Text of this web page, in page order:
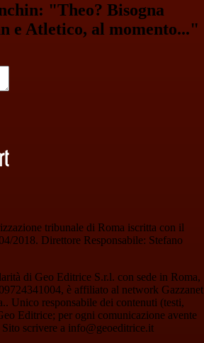
"Theo? Bisogna
e Atletico, al momento..."
tribunale di Roma iscritta con il
2018. Direttore Responsabile: Stefano
di Geo Editrice S.r.l. con sede in Roma,
è affiliato al network Gazzanet
Unico responsabile dei contenuti (testi,
Editrice; per ogni comunicazione avente
scrivere a info@geoeditrice.it